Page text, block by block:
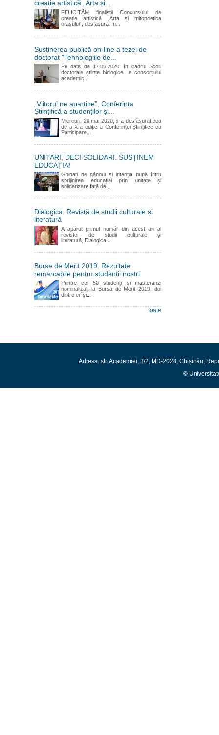
creație artistică „Arta și...
FELICITĂM finaliștii Concursului de
creație artistică „Arta și mitopoetica
orașului”, desfășurat în...
Susținerea publică on-line a tezei de
doctorat "Tehnologiile de...
Pe data de 17.06.2020, în cadrul Scolii
doctorale științe biologice a consorțiului
academic...
„Viitorul ne aparține”, Conferința
Științifică a studenților și...
Miercuri, 20 mai 2020, s-a desfășurat cea
de a X-a ediție a Conferinței Științifice cu
Participare...
UNITARI, DECI SOLIDARI. SUSȚINEM
EDUCAȚIA!
Ghidați de gândul și intenția bună întru
sprijinirea educației prin unitate și
solidarizare față de...
Dialogica. Revistă de studii culturale și
literatură
A apărut primul număr din acest an al
revistei de studii culturale și
literatură, Dialogica...
Burse de Merit 2019. Rezultate
remarcabile pentru studenții noștri
Printre cei 50 studenți și masteranzi
nominalizați la Bursa de Merit 2019, doi
dintre ei își...
toate
Adresa: str. Academiei, 3/2, MD-2028, Chișinău,
©